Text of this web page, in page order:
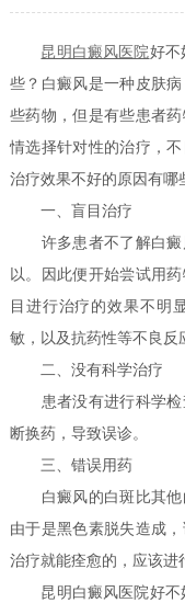
昆明白癜风医院好不
些？白癜风是一种皮肤
些药物，但是有些患者
情选择针对性的治疗，
治疗效果不好的原因有哪
一、盲目治疗
许多患者不了解白癜
以。因此便开始尝试用
目进行治疗的效果不明
敏，以及抗药性等不良反
二、没有科学治疗
患者没有进行科学检
断换药，导致误诊。
三、错误用药
白癜风的白斑比其他
由于是黑色素脱失造成
治疗就能痊愈的，应该进
昆明白癜风医院好不